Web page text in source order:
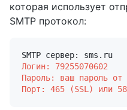
которая использует
SMTP протокол:
Логин: 79255070602
Пароль: ваш пароль от
Порт: 465 (SSL) или